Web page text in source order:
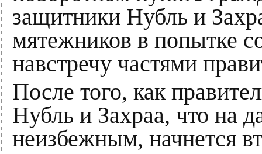
защитники Нубль и
мятежников в попытке
навстречу частями
После того, как
Нубль и Захраа, что на
неизбежным, начнется